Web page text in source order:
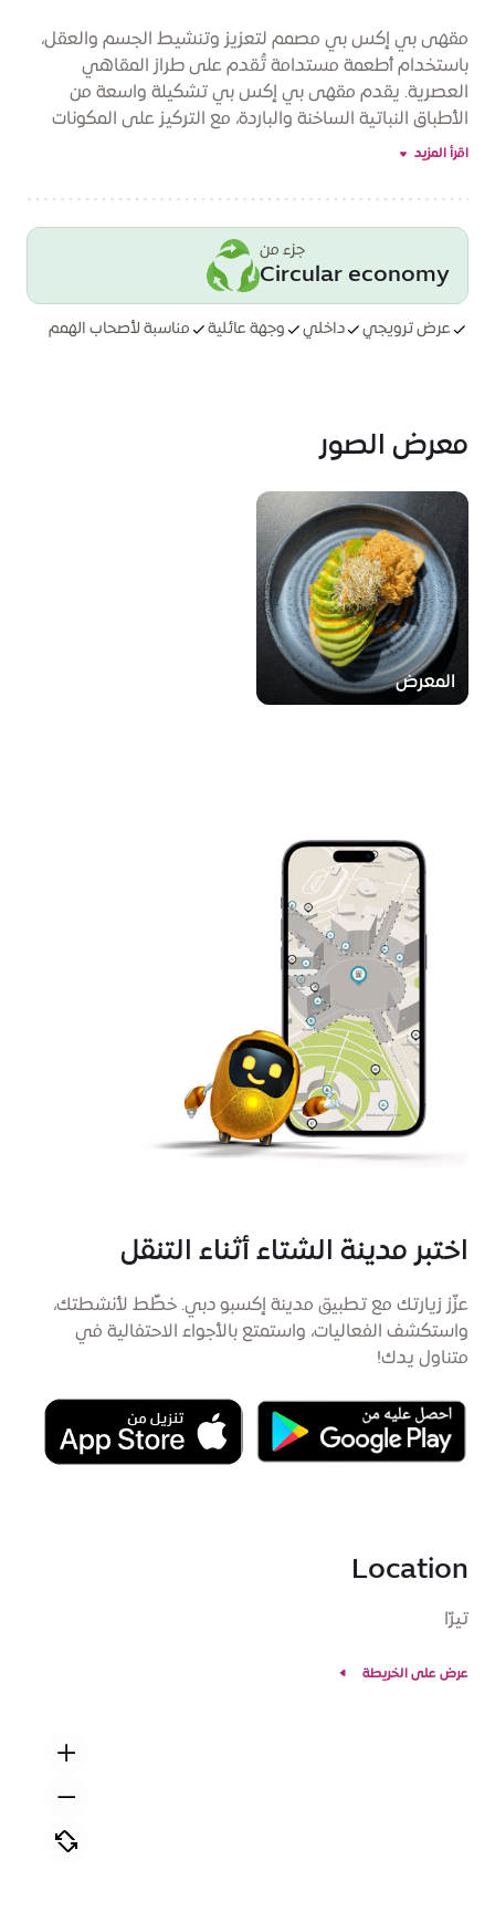
مقهى بي إكس بي مصمم لتعزيز وتنشيط الجسم والعقل،
باستخدام أطعمة مستدامة تُقدم على طراز المقاهي
العصرية. يقدم مقهى بي إكس بي تشكيلة واسعة من
الأطباق النباتية الساخنة والباردة، مع التركيز على المكونات
التي تعزز الصحة. أما جناحه على السطح فيفتح أبوابه يوميًا
إطلالات رائعة على المدينة.
اقرأ المزيد
جزء من
Circular economy
عرض ترويجي داخلي وجهة عائلية مناسبة لأصحاب الهمم
معرض الصور
المعرض
اختبر مدينة الشتاء أثناء التنقل
عزّز زيارتك مع تطبيق مدينة إكسبو دبي. خطِّط لأنشطتك،
واستكشف الفعاليات، واستمتع بالأجواء الاحتفالية في
متناول يدك!
Location
تيرّا
عرض على الخريطة